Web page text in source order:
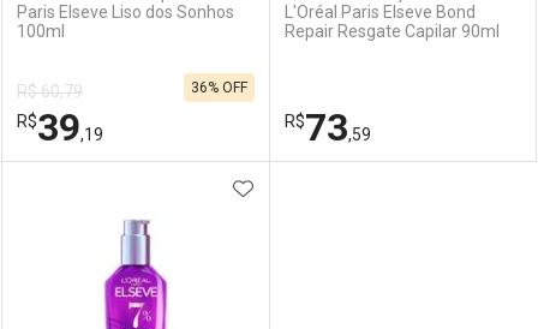
Paris Elseve Liso dos Sonhos
100ml
R$ 60,79
R$39,19
36% OFF
Laboratório
Por Menos
L'Oréal Paris Elseve Bond
Repair Resgate Capilar 90ml
R$73,59
ADICIONAR AOS FAVORITOS